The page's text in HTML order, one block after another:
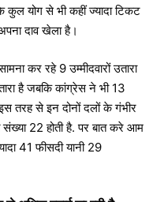
योग से भी कहीं ज्यादा टिकट
दाव खेला है।
कर रहे 9 उम्मीदवारों उतारा
है जबकि कांग्रेस ने भी 13
तरह से इन दोनों दलों के गंभीर
संख्या 22 होती है. पर बात करे आम
41 फीसदी यानी 29